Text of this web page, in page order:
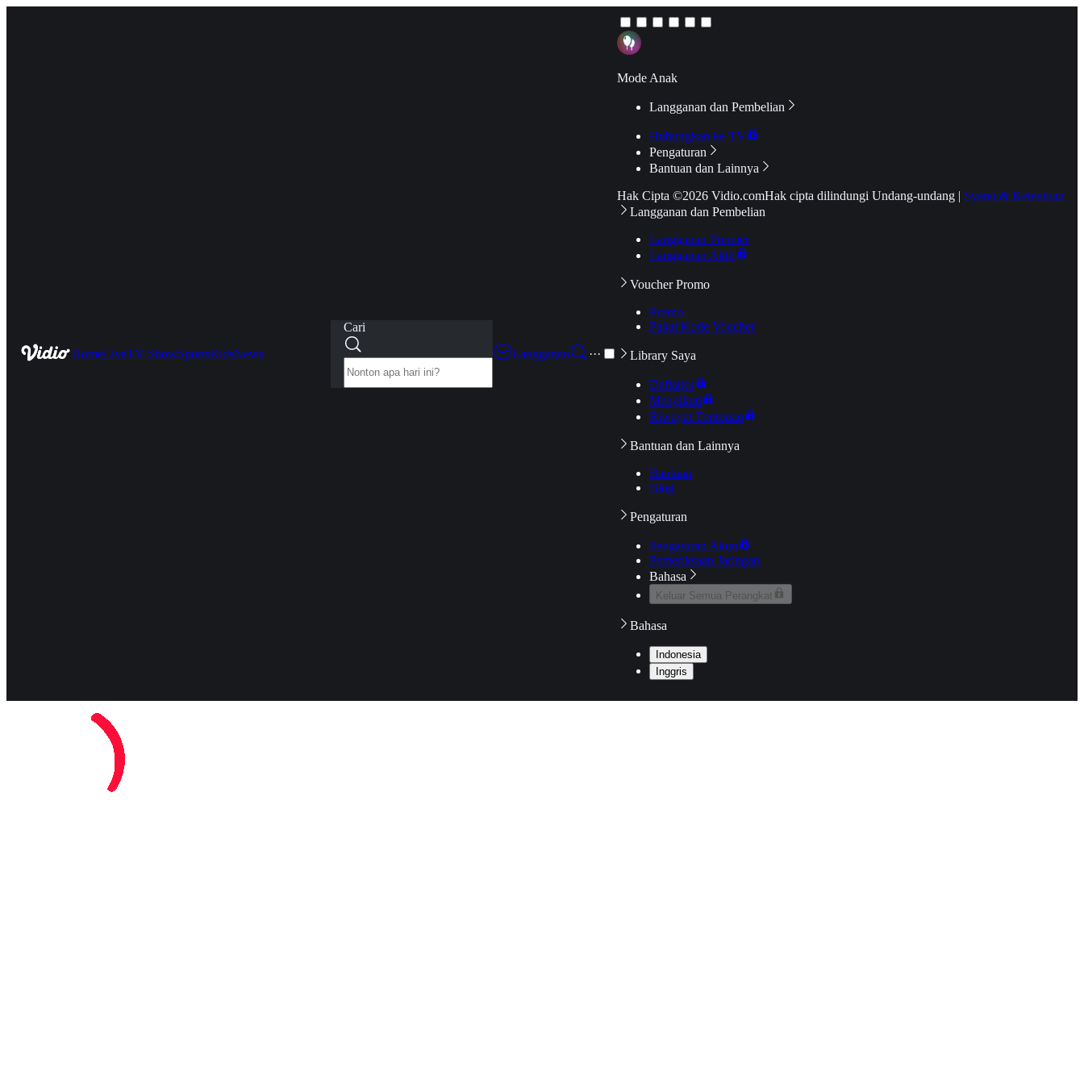
HomeLiveTV ShowSportsKidsNews
Cari
Langganan
···
Mode Anak
Langganan dan Pembelian
Hubungkan ke TV
Pengaturan
Bantuan dan Lainnya
Hak Cipta ©2026 Vidio.comHak cipta dilindungi Undang-undang | Syarat & Ketentuan
Langganan dan Pembelian
Langganan Premier
Langganan Aktif
Voucher Promo
Promo
Pakai Kode Voucher
Library Saya
Daftarku
Mengikuti
Riwayat Tontonan
Bantuan dan Lainnya
Bantuan
Blog
Pengaturan
Pengaturan Akun
Pemeriksaan Jaringan
Bahasa
Keluar Semua Perangkat
Bahasa
Indonesia
Inggris